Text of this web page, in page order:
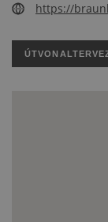
https://